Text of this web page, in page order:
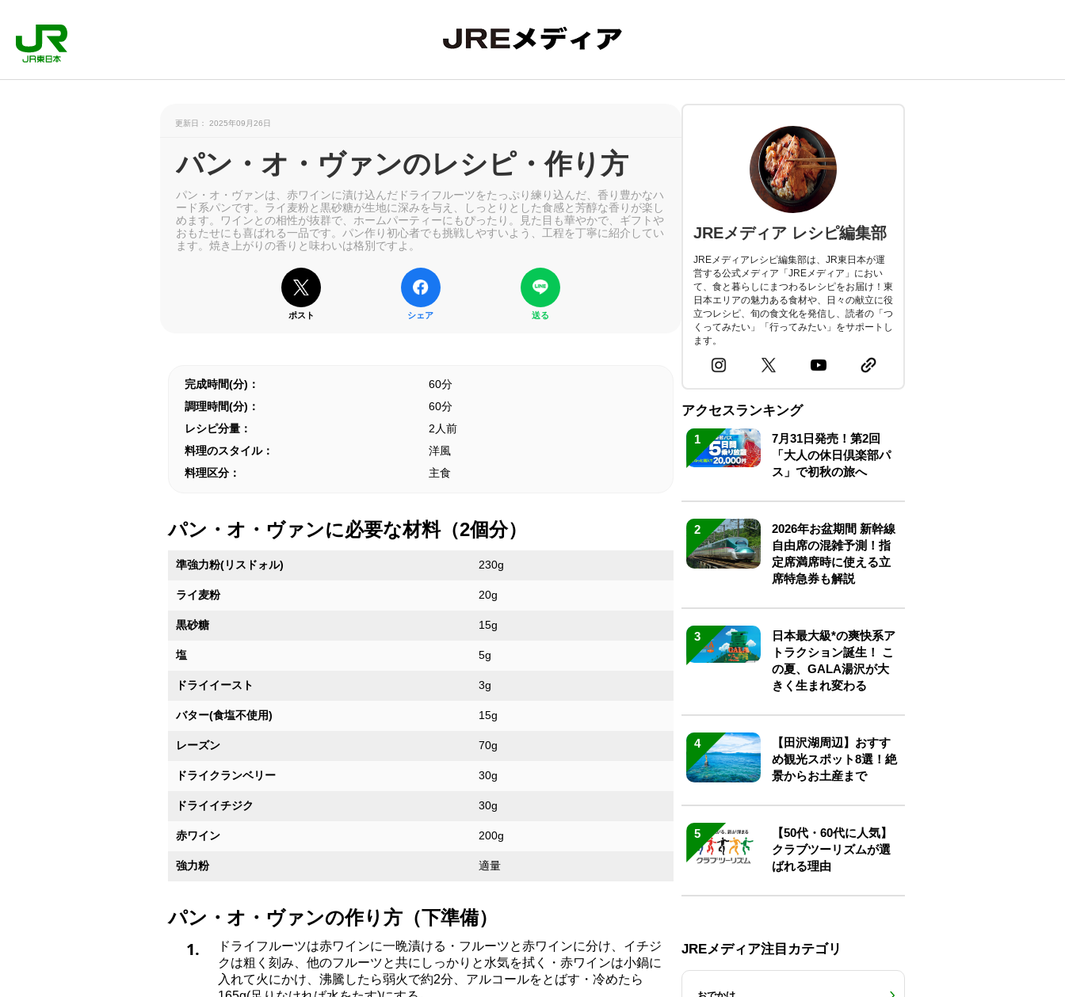
更新日： 2025年09月26日
パン・オ・ヴァンのレシピ・作り方
パン・オ・ヴァンは、赤ワインに漬け込んだドライフルーツをたっぷり練り込んだ、香り豊かなハ
ード系パンです。ライ麦粉と黒砂糖が生地に深みを与え、しっとりとした食感と芳醇な香りが楽し
めます。ワインとの相性が抜群で、ホームパーティーにもぴったり。見た目も華やかで、ギフトや
おもたせにも喜ばれる一品です。パン作り初心者でも挑戦しやすいよう、工程を丁寧に紹介してい
ます。焼き上がりの香りと味わいは格別ですよ。
ポスト シェア 送る
完成時間(分)：
60分
調理時間(分)：
60分
レシピ分量：
2人前
料理のスタイル：
洋風
料理区分：
主食
パン・オ・ヴァンに必要な材料（2個分）
準強力粉(リスドォル) 230g
ライ麦粉 20g
黒砂糖 15g
塩 5g
ドライイースト 3g
バター(食塩不使用) 15g
レーズン 70g
ドライクランベリー 30g
ドライイチジク 30g
赤ワイン 200g
強力粉 適量
パン・オ・ヴァンの作り方（下準備）
1.
ドライフルーツは赤ワインに一晩漬ける・フルーツと赤ワインに分け、イチジ
クは粗く刻み、他のフルーツと共にしっかりと水気を拭く・赤ワインは小鍋に
入れて火にかけ、沸騰したら弱火で約2分、アルコールをとばす・冷めたら
JREメディア レシピ編集部
JREメディアレシピ編集部は、JR東日本が運
営する公式メディア「JREメディア」におい
て、食と暮らしにまつわるレシピをお届け！東
日本エリアの魅力ある食材や、日々の献立に役
立つレシピ、旬の食文化を発信し、読者の「つ
くってみたい」「行ってみたい」をサポートし
ます。
アクセスランキング
1
7月31日発売！第2回
「大人の休日倶楽部パ
ス」で初秋の旅へ
2
2026年お盆期間 新幹線
自由席の混雑予測！指
定席満席時に使える立
席特急券も解説
3
日本最大級*の爽快系ア
トラクション誕生！ こ
の夏、GALA湯沢が大
きく生まれ変わる
4
【田沢湖周辺】おすす
め観光スポット8選！絶
景からお土産まで
5
【50代・60代に人気】
クラブツーリズムが選
ばれる理由
JREメディア注目カテゴリ